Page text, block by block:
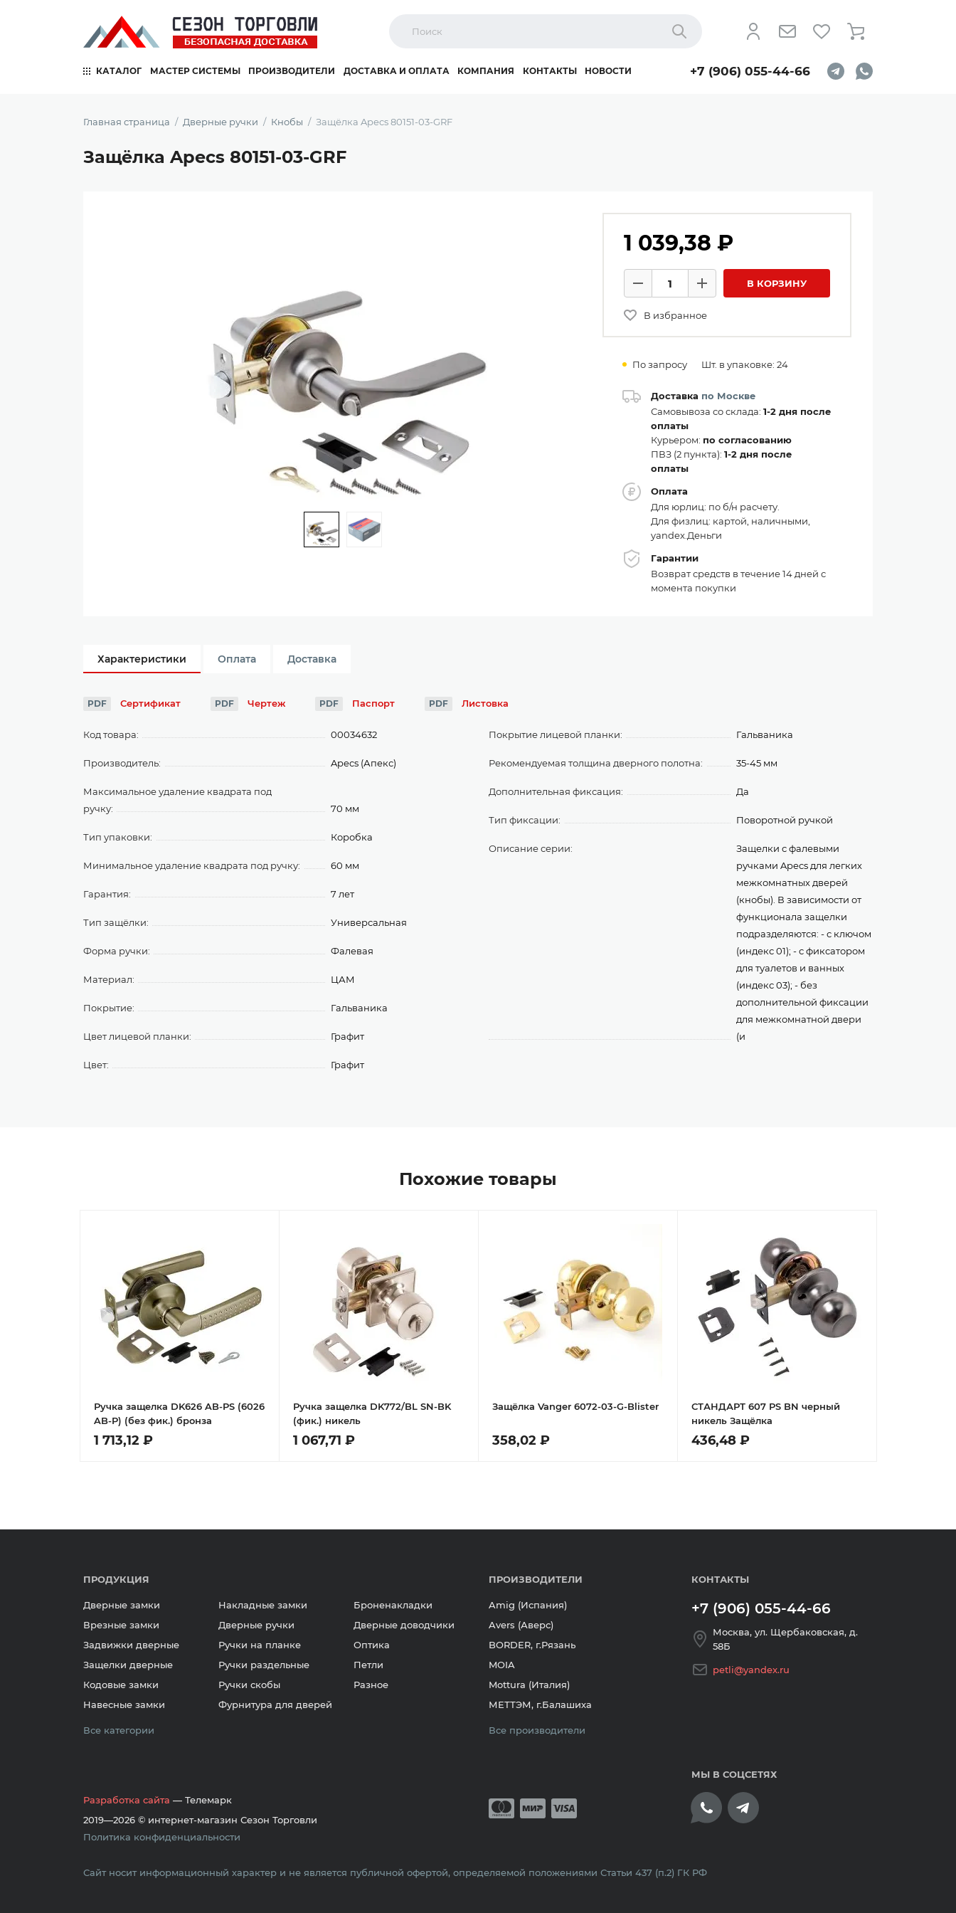
Найти
КАТАЛОГ МАСТЕР СИСТЕМЫ ПРОИЗВОДИТЕЛИ ДОСТАВКА И ОПЛАТА КОМПАНИЯ КОНТАКТЫ НОВОСТИ +7 (906) 055-44-66
Главная страница Дверные ручки Кнобы Защёлка Apecs 80151-03-GRF
Защёлка Apecs 80151-03-GRF
1 039,38 ₽
Количество товаров
Минус
Плюс В КОРЗИНУ
В избранное
По запросу Шт. в упаковке: 24
Доставка по Москве
Самовывоза со склада: 1-2 дня после
оплаты
Курьером: по согласованию
ПВЗ (2 пункта): 1-2 дня после
оплаты
Оплата
Для юрлиц: по б/н расчету.
Для физлиц: картой, наличными,
yandex.Деньги
Гарантии
Возврат средств в течение 14 дней с
момента покупки
Характеристики Оплата Доставка
PDF Сертификат PDF Чертеж PDF Паспорт PDF Листовка
Код товара: 00034632
Производитель: Apecs (Апекс)
Максимальное удаление квадрата под
ручку:
70 мм
Тип упаковки: Коробка
Минимальное удаление квадрата под ручку: 60 мм
Гарантия: 7 лет
Тип защёлки: Универсальная
Форма ручки: Фалевая
Материал: ЦАМ
Покрытие: Гальваника
Цвет лицевой планки: Графит
Цвет: Графит
Покрытие лицевой планки: Гальваника
Рекомендуемая толщина дверного полотна: 35-45 мм
Дополнительная фиксация: Да
Тип фиксации: Поворотной ручкой
Описание серии:
Защелки с фалевыми
ручками Apecs для легких
межкомнатных дверей
(кнобы). В зависимости от
функционала защелки
подразделяются: - с ключом
(индекс 01); - с фиксатором
для туалетов и ванных
(индекс 03); - без
дополнительной фиксации
для межкомнатной двери
(и
Похожие товары
Ручка защелка DK626 AB-PS (6026
AB-P) (без фик.) бронза
1 713,12 ₽
Ручка защелка DK772/BL SN-BK
(фик.) никель
1 067,71 ₽
Защёлка Vanger 6072-03-G-Blister
358,02 ₽
СТАНДАРТ 607 PS BN черный
никель Защёлка
436,48 ₽
ПРОДУКЦИЯ
Дверные замки
Врезные замки
Задвижки дверные
Защелки дверные
Кодовые замки
Навесные замки
Накладные замки
Дверные ручки
Ручки на планке
Ручки раздельные
Ручки скобы
Фурнитура для дверей
Броненакладки
Дверные доводчики
Оптика
Петли
Разное
Все категории
ПРОИЗВОДИТЕЛИ
Amig (Испания)
Avers (Аверс)
BORDER, г.Рязань
MOIA
Mottura (Италия)
МЕТТЭМ, г.Балашиха
Все производители
КОНТАКТЫ
+7 (906) 055-44-66
Москва, ул. Щербаковская, д.
58Б
petli@yandex.ru
Разработка сайта — Телемарк
2019—2026 © интернет-магазин Сезон Торговли
Политика конфиденциальности
Принимается оплата банковскими картами
МЫ В СОЦСЕТЯХ
Сайт носит информационный характер и не является публичной офертой, определяемой положениями Статьи 437 (п.2) ГК РФ